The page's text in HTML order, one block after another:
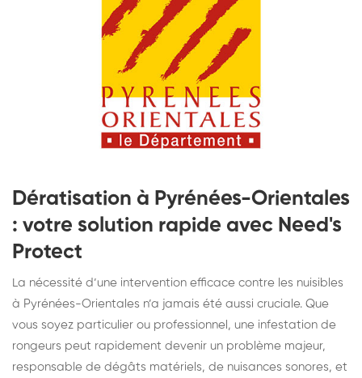
Dératisation à Pyrénées-Orientales
: votre solution rapide avec Need's
Protect
La nécessité d’une intervention efficace contre les nuisibles
à Pyrénées-Orientales n’a jamais été aussi cruciale. Que
vous soyez particulier ou professionnel, une infestation de
rongeurs peut rapidement devenir un problème majeur,
responsable de dégâts matériels, de nuisances sonores, et